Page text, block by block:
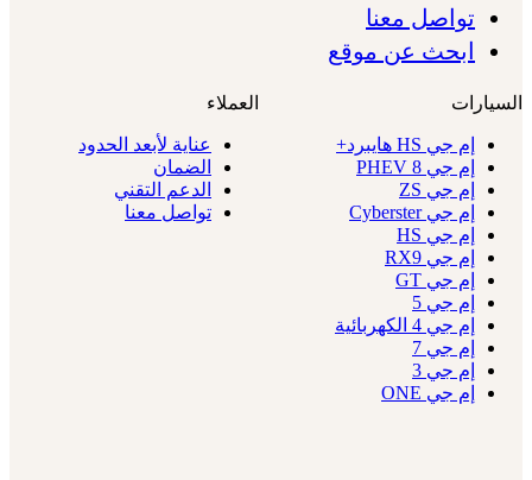
تواصل معنا
ابحث عن موقع
السيارات
إم جي HS هايبرد+
إم جي 8 PHEV
إم جي ZS
إم جي Cyberster
إم جي HS
إم جي RX9
إم جي GT
إم جي 5
إم جي 4 الكهربائية
إم جي 7
إم جي 3
إم جي ONE
العملاء
عناية لأبعد الحدود
الضمان
الدعم التقني
تواصل معنا